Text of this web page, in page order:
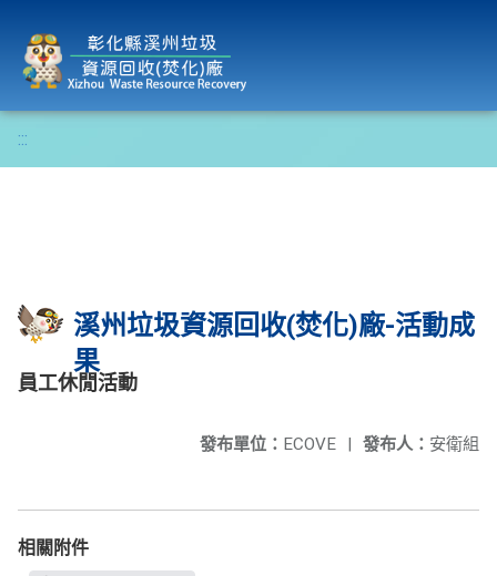
:::
溪州垃圾資源回收(焚化)廠-活動成
果
員工休閒活動
發布人： 安衛組
發布單位： ECOVE |
相關附件